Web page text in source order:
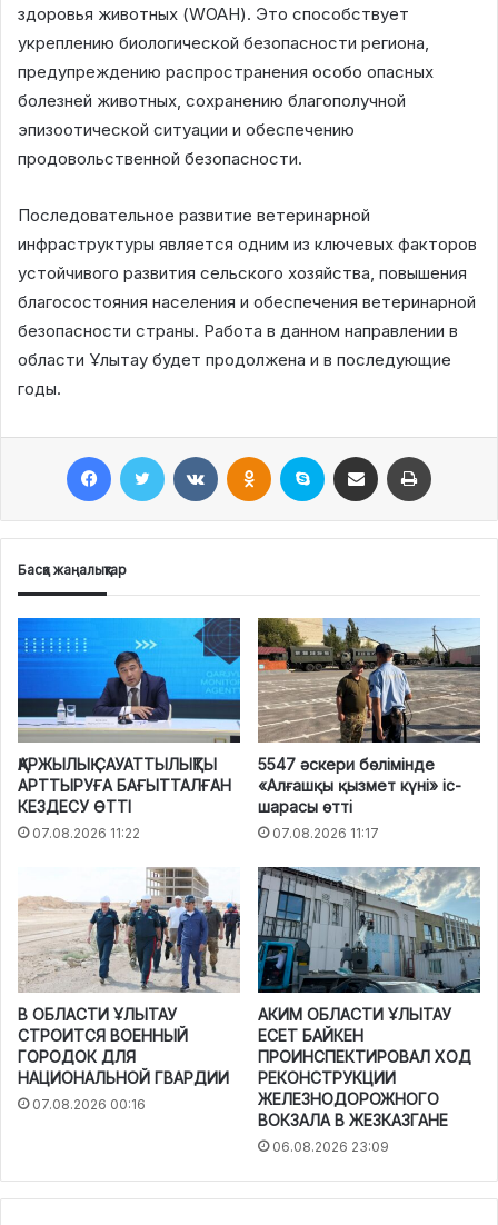
здоровья животных (WOAH). Это способствует
укреплению биологической безопасности региона,
предупреждению распространения особо опасных
болезней животных, сохранению благополучной
эпизоотической ситуации и обеспечению
продовольственной безопасности.
Последовательное развитие ветеринарной
инфраструктуры является одним из ключевых факторов
устойчивого развития сельского хозяйства, повышения
благосостояния населения и обеспечения ветеринарной
безопасности страны. Работа в данном направлении в
области Ұлытау будет продолжена и в последующие
годы.
Басқа жаңалықтар
ҚАРЖЫЛЫҚ САУАТТЫЛЫҚТЫ
АРТТЫРУҒА БАҒЫТТАЛҒАН
КЕЗДЕСУ ӨТТІ
07.08.2026 11:22
5547 әскери бөлімінде
«Алғашқы қызмет күні» іс-
шарасы өтті
07.08.2026 11:17
В ОБЛАСТИ ҰЛЫТАУ
СТРОИТСЯ ВОЕННЫЙ
ГОРОДОК ДЛЯ
НАЦИОНАЛЬНОЙ ГВАРДИИ
07.08.2026 00:16
АКИМ ОБЛАСТИ ҰЛЫТАУ
ЕСЕТ БАЙКЕН
ПРОИНСПЕКТИРОВАЛ ХОД
РЕКОНСТРУКЦИИ
ЖЕЛЕЗНОДОРОЖНОГО
ВОКЗАЛА В ЖЕЗКАЗГАНЕ
06.08.2026 23:09